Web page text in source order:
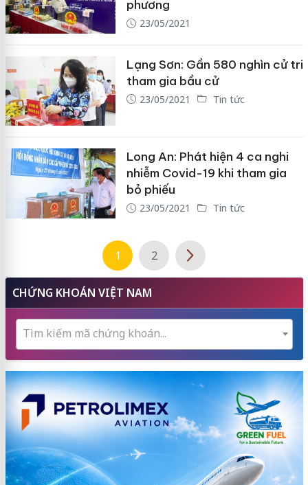
phương
23/05/2021
Lạng Sơn: Gần 580 nghìn cử tri
tham gia bầu cử
23/05/2021 Tin tức
Long An: Phát hiện 4 ca nghi
nhiễm Covid-19 khi tham gia
bỏ phiếu
23/05/2021 Tin tức
1 2
CHỨNG KHOÁN VIỆT NAM
Tìm kiếm mã chứng khoán...